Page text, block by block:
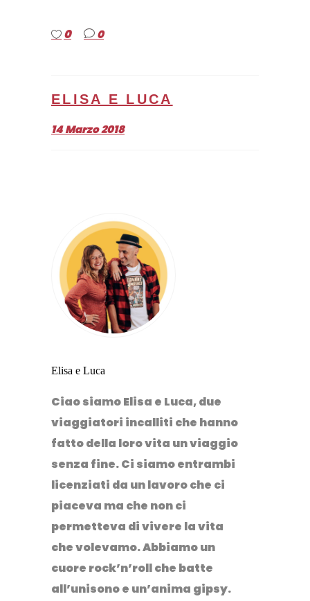
0 0
ELISA E LUCA
14 Marzo 2018
Elisa e Luca
Ciao siamo Elisa e Luca, due
viaggiatori incalliti che hanno
fatto della loro vita un viaggio
senza fine. Ci siamo entrambi
licenziati da un lavoro che ci
piaceva ma che non ci
permetteva di vivere la vita
che volevamo. Abbiamo un
cuore rock’n’roll che batte
all’unisono e un’anima gipsy.